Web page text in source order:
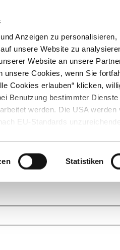
Anzeigen zu
unsere Website zu
Website an unsere
unsere Cookies, wenn Sie
Cookies erlauben“ klicken,
Benutzung bestimmter
werden. Die USA werden
EU-Standards
Statistiken
Ihre Fragen und helfen Sie mit